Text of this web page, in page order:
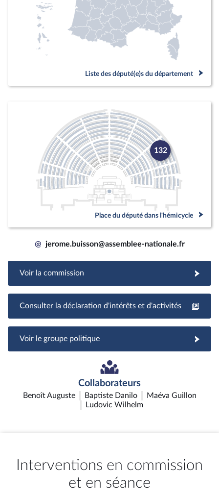
Liste des député(e)s du département
132
Place du député dans l'hémicycle
@ jerome.buisson@assemblee-nationale.fr
Voir la commission
Consulter la déclaration d'intérêts et d'activités
Voir le groupe politique
Collaborateurs
Benoît Auguste Baptiste Danilo
Maéva Guillon
Ludovic Wilhelm
Interventions en commission
et en séance